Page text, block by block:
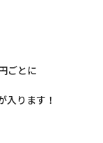
ごとに
入ります！